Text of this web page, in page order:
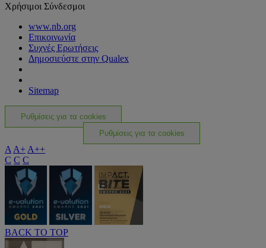
Χρήσιμοι Σύνδεσμοι
www.nb.org
Επικοινωνία
Συχνές Ερωτήσεις
Δημοσιεύστε στην Qualex
Sitemap
Ρυθμίσεις για τα cookies
Ρυθμίσεις για τα cookies
AA+A++
C C C
BACK TO TOP